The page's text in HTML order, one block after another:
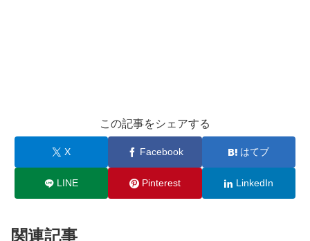
この記事をシェアする
X Facebook はてブ
LINE Pinterest LinkedIn
関連記事